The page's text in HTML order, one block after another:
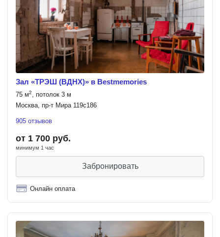
Зал «ТРЭШ (ВДНХ)» в Bestmemories
75 м2, потолок 3 м
Москва, пр-т Мира 119с186
905 отзывов
от 1 700 руб.
минимум 1 час
Забронировать
Онлайн оплата